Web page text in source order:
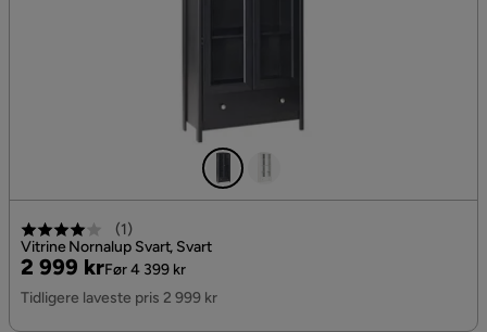
(1)
Vitrine Nornalup Svart, Svart
Pris
2 999 kr
Original
Pris
Før 4 399 kr
Tidligere laveste pris 2 999 kr